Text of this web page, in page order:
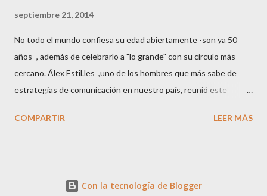
septiembre 21, 2014
No todo el mundo confiesa su edad abiertamente -son ya 50
años -, además de celebrarlo a "lo grande" con su círculo más
cercano. Álex Estil.les ,uno de los hombres que más sabe de
estrategias de comunicación en nuestro país, reunió este
colaboradores y amigos que a lo largo de su vida profesional han
moda, su gran especialidad.. Queremos a Álex tal y como es, con
COMPARTIR LEER MÁS
Con la tecnología de Blogger